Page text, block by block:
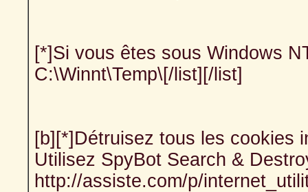
[*]Si vous êtes sous Windows
C:\Winnt\Temp\[/list][/list]
[b][*]Détruisez tous les cookies
Utilisez SpyBot Search &
http://assiste.com/p/